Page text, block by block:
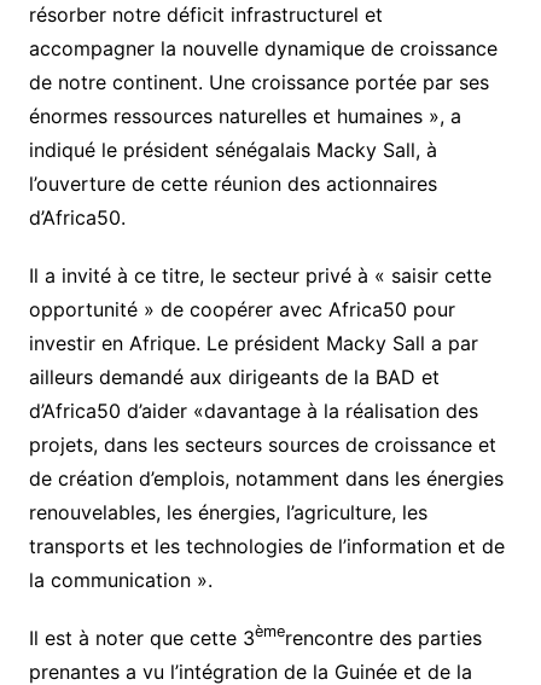
résorber notre déficit infrastructurel et
accompagner la nouvelle dynamique de croissance
de notre continent. Une croissance portée par ses
énormes ressources naturelles et humaines », a
indiqué le président sénégalais Macky Sall, à
l’ouverture de cette réunion des actionnaires
d’Africa50.
Il a invité à ce titre, le secteur privé à « saisir cette
opportunité » de coopérer avec Africa50 pour
investir en Afrique. Le président Macky Sall a par
ailleurs demandé aux dirigeants de la BAD et
d’Africa50 d’aider «davantage à la réalisation des
projets, dans les secteurs sources de croissance et
de création d’emplois, notamment dans les énergies
renouvelables, les énergies, l’agriculture, les
transports et les technologies de l’information et de
la communication ».
Il est à noter que cette 3èmerencontre des parties
prenantes a vu l’intégration de la Guinée et de la